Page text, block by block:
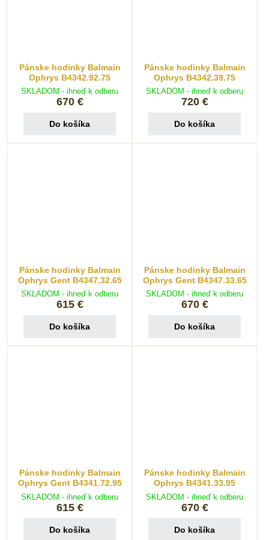
Pánske hodinky Balmain
Ophrys B4342.92.75
SKLADOM - ihneď k odberu
670 €
Do košíka
Pánske hodinky Balmain
Ophrys B4342.39.75
SKLADOM - ihneď k odberu
720 €
Do košíka
Pánske hodinky Balmain
Ophrys Gent B4347.32.65
SKLADOM - ihneď k odberu
615 €
Do košíka
Pánske hodinky Balmain
Ophrys Gent B4347.33.65
SKLADOM - ihneď k odberu
670 €
Do košíka
Pánske hodinky Balmain
Ophrys Gent B4341.72.95
SKLADOM - ihneď k odberu
615 €
Do košíka
Pánske hodinky Balmain
Ophrys B4341.33.95
SKLADOM - ihneď k odberu
670 €
Do košíka